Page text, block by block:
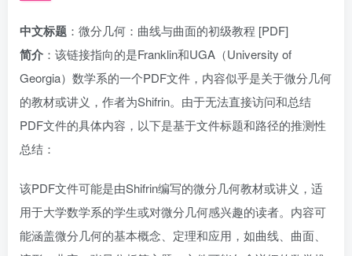
中文标题 ：微分几何：曲线与曲面的初级教程 [PDF]
简介 ：该链接指向的是Franklin和UGA（University of
Georgia）数学系的一个PDF文件，内容似乎是关于微分几何
的教材或讲义，作者为Shifrin。由于无法直接访问和总结
PDF文件的具体内容，以下是基于文件标题和路径的推测性
总结：
该PDF文件可能是由Shifrin编写的微分几何教材或讲义，适
用于大学数学系的学生或对微分几何感兴趣的读者。内容可
能涵盖微分几何的基本概念、定理和应用，如曲线、曲面、